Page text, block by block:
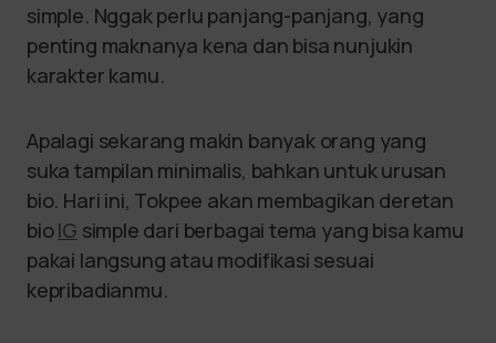
simple. Nggak perlu panjang-panjang, yang
penting maknanya kena dan bisa nunjukin
karakter kamu.
Apalagi sekarang makin banyak orang yang
suka tampilan minimalis, bahkan untuk urusan
bio. Hari ini, Tokpee akan membagikan deretan
bioIG simple dari berbagai tema yang bisa kamu
pakai langsung atau modifikasi sesuai
kepribadianmu.